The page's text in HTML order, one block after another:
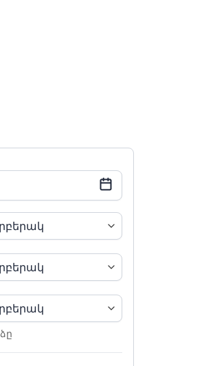
Հնգ Շբթ
30 31 1
6 7 8
13 14 15